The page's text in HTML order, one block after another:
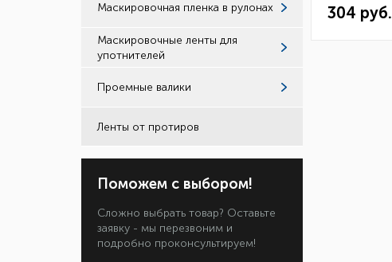
Маскировочная пленка в рулонах
Маскировочные ленты для
употнителей
Проемные валики
Ленты от протиров
Поможем с выбором!
Сложно выбрать товар? Оставьте
заявку - мы перезвоним и
подробно проконсультируем!
304 руб.